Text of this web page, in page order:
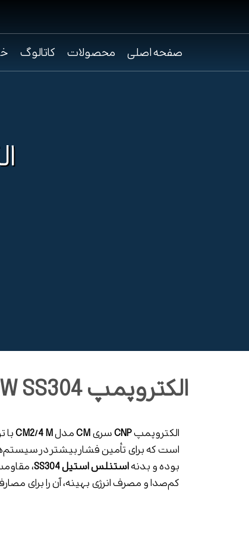
صفحه اصلی محصولات کاتالوگ
الکتروپمپ CM2/4 M 0.55KW SS304
الکتروپمپCNPسریCMمدلCM2/4 Mبا
است که برای تأمین فشار بیشتر در
بوده و بدنهاستنلس استیل SS304
،
کم‌صدا و مصرف انرژی بهینه، آن را برای